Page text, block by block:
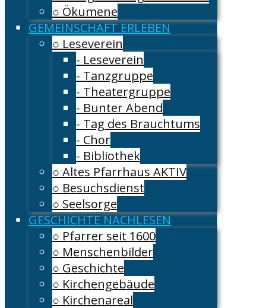
○ Ökumene
GEMEINSCHAFT ERLEBEN
○ Leseverein
- Leseverein
- Tanzgruppe
- Theatergruppe
- Bunter Abend
- Tag des Brauchtums
- Chor
- Bibliothek
○ Altes Pfarrhaus AKTIV
○ Besuchsdienst
○ Seelsorge
GESCHICHTE NACHLESEN
○ Pfarrer seit 1600
○ Menschenbilder
○ Geschichte
○ Kirchengebäude
○ Kirchenareal